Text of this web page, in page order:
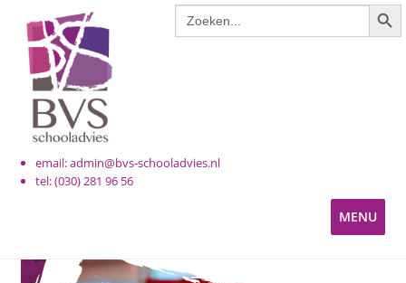
Zoek
naar:
Ga
door
naar
navigatie
Ga
naar
de
inhoud
email: admin@bvs-schooladvies.nl
tel: (030) 281 96 56
MENU
KINDEROPVANG